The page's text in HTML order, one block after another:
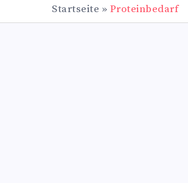
Startseite » Proteinbedarf